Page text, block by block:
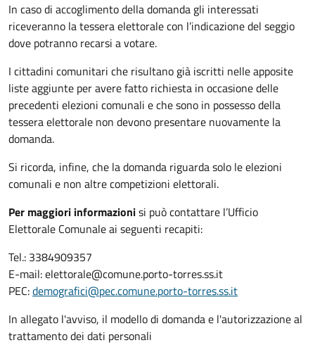
In caso di accoglimento della domanda gli interessati
riceveranno la tessera elettorale con l’indicazione del seggio
dove potranno recarsi a votare.
I cittadini comunitari che risultano già iscritti nelle apposite
liste aggiunte per avere fatto richiesta in occasione delle
precedenti elezioni comunali e che sono in possesso della
tessera elettorale non devono presentare nuovamente la
domanda.
Si ricorda, infine, che la domanda riguarda solo le elezioni
comunali e non altre competizioni elettorali.
Per maggiori informazionisi può contattare l’Ufficio
Elettorale Comunale ai seguenti recapiti:
Tel.: 3384909357
E-mail: elettorale@comune.porto-torres.ss.it
PEC:demografici@pec.comune.porto-torres.ss.it
In allegato l'avviso, il modello di domanda e l'autorizzazione al
trattamento dei dati personali